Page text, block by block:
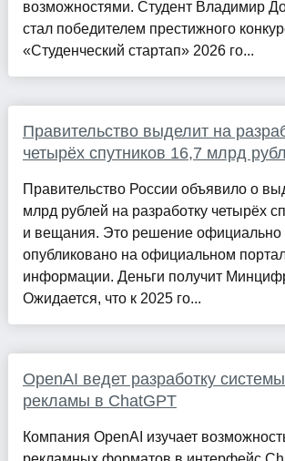
возможностями. Студент Владимир
стал победителем престижного
«Студенческий стартап» 2026 го...
Правительство выделит на
четырёх спутников 16,7 млрд
Правительство России объявило о
млрд рублей на разработку четырёх
и вещания. Это решение
опубликовано на официальном
информации. Деньги получит
Ожидается, что к 2025 го...
OpenAI ведет разработку
рекламы в ChatGPT
Компания OpenAI изучает